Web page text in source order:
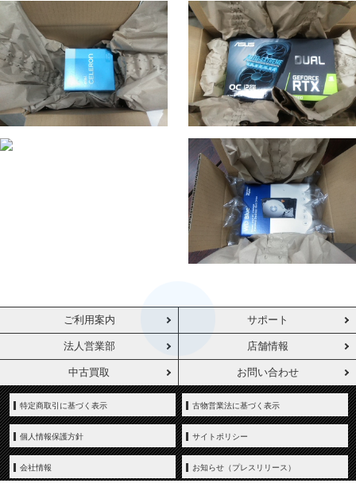
ご利用案内 サポート
法人営業部 店舗情報
中古買取 お問い合わせ
特定商取引に基づく表示 古物営業法に基づく表示
個人情報保護方針 サイトポリシー
会社情報 お知らせ（プレスリリース）